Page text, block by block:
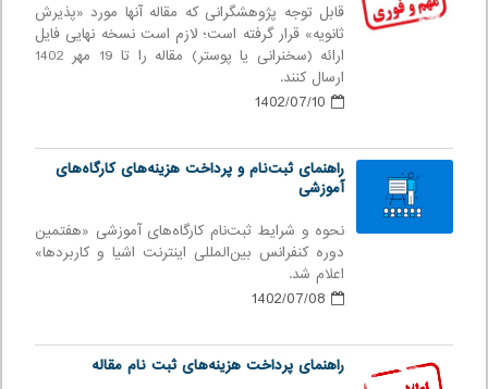
قابل توجه پژوهشگرانی که مقاله آنها مورد «پذیرش
ثانویه» قرار گرفته است؛ لازم است نسخه نهایی فایل
ارائه (سخنرانی یا پوستر) مقاله را تا 19 مهر 1402
ارسال کنند.
1402/07/10
راهنمای ثبت‌نام و پرداخت هزینه‌های کارگاه‌های
آموزشی
نحوه و شرایط ثبت‌نام کارگاه‌های آموزشی «هفتمین
دوره كنفرانس بین‌المللی اينترنت اشيا و كاربردها»
اعلام شد.
1402/07/08
راهنمای پرداخت هزینه‌های ثبت نام مقاله